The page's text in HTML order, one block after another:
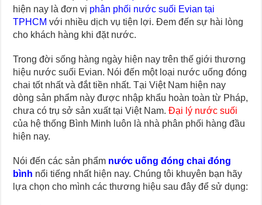
hiện nay là đơn vị phân phối nước suối Evian tại
TPHCM với nhiều dịch vụ tiện lợi. Đem đến sự hài lòng
cho khách hàng khi đặt nước.
Trong đời sống hàng ngày hiện nay trên thế giới thương
hiệu nước suối Evian. Nói đến một loại nước uống đóng
chai tốt nhất và đắt tiền nhất. Tại Việt Nam hiện nay
dòng sản phẩm này được nhập khẩu hoàn toàn từ Pháp,
chưa có trụ sở sản xuất tại Việt Nam.Đại lý nước suối
của hệ thống Bình Minh luôn là nhà phân phối hàng đầu
hiện nay.
Nói đến các sản phẩm nước uống đóng chai đóng
bình nổi tiếng nhất hiện nay. Chúng tôi khuyên bạn hãy
lựa chọn cho mình các thương hiệu sau đây để sử dụng: